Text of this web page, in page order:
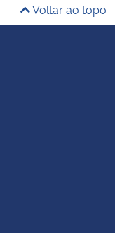
Voltar ao topo